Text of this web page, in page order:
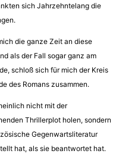
sich Jahrzehntelang die
die ganze Zeit an diese
als der Fall sogar ganz am
schloß sich für mich der Kreis
des Romans zusammen.
nicht mit der
Thrillerplot holen, sondern
Gegenwartsliteratur
hat, als sie beantwortet hat.